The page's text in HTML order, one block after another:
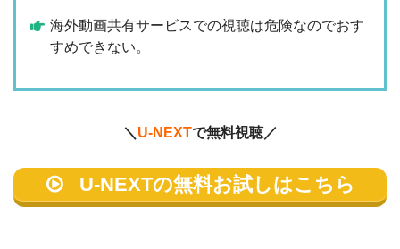
海外動画共有サービスでの視聴は危険なのでおす
すめできない。
＼ U-NEXTで無料視聴／
U-NEXTの無料お試しはこちら